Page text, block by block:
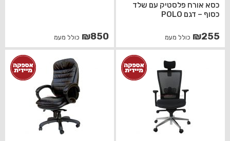
כסא אורח פלסטיק עם שלד
כסוף – דגם POLO
₪255 כולל מעמ ₪850 כולל מעמ